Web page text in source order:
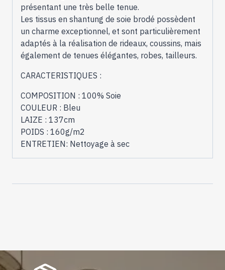
présentant une très belle tenue.
Les tissus en shantung de soie brodé possèdent
un charme exceptionnel, et sont particulièrement
adaptés à la réalisation de rideaux, coussins, mais
également de tenues élégantes, robes, tailleurs.
CARACTERISTIQUES :
COMPOSITION : 100% Soie
COULEUR : Bleu
LAIZE : 137cm
POIDS : 160g/m2
ENTRETIEN: Nettoyage à sec